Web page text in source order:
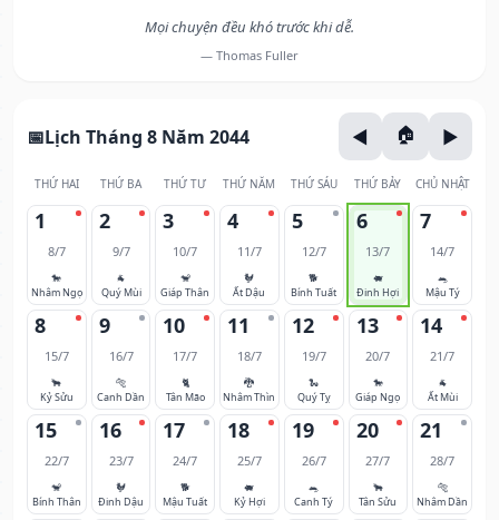
Mọi chuyện đều khó trước khi dễ.
— Thomas Fuller
Lịch Tháng 8 Năm 2044
THỨ HAI THỨ BA THỨ TƯ THỨ NĂM THỨ SÁU THỨ BẢY CHỦ NHẬT
1
8/7
🐎
Nhâm Ngọ
2
9/7
🐐
Quý Mùi
3
10/7
🐒
Giáp Thân
4
11/7
🐓
Ất Dậu
5
12/7
🐕
Bính Tuất
6
13/7
🐖
Đinh Hợi
7
14/7
🐀
Mậu Tý
8
15/7
🐂
Kỷ Sửu
9
16/7
🐅
Canh Dần
10
17/7
🐈
Tân Mão
11
18/7
🐉
Nhâm Thìn
12
19/7
🐍
Quý Tỵ
13
20/7
🐎
Giáp Ngọ
14
21/7
🐐
Ất Mùi
15
22/7
🐒
Bính Thân
16
23/7
🐓
Đinh Dậu
17
24/7
🐕
Mậu Tuất
18
25/7
🐖
Kỷ Hợi
19
26/7
🐀
Canh Tý
20
27/7
🐂
Tân Sửu
21
28/7
🐅
Nhâm Dần